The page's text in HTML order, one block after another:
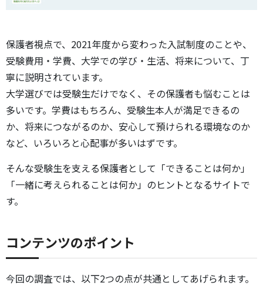
保護者視点で、2021年度から変わった入試制度のことや、
受験費用・学費、大学での学び・生活、将来について、丁
寧に説明されています。
大学選びでは受験生だけでなく、その保護者も悩むことは
多いです。学費はもちろん、受験生本人が満足できるの
か、将来につながるのか、安心して預けられる環境なのか
など、いろいろと心配事が多いはずです。
そんな受験生を支える保護者として「できることは何か」
「一緒に考えられることは何か」のヒントとなるサイトで
す。
コンテンツのポイント
今回の調査では、以下2つの点が共通としてあげられます。